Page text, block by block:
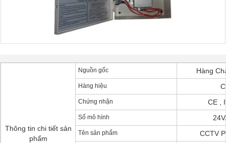
Thông tin chi tiết sản
phẩm
Nguồn gốc Hàng
Hàng hiệu
Chứng nhận CE ,
Số mô hình
Tên sản phẩm CCTV